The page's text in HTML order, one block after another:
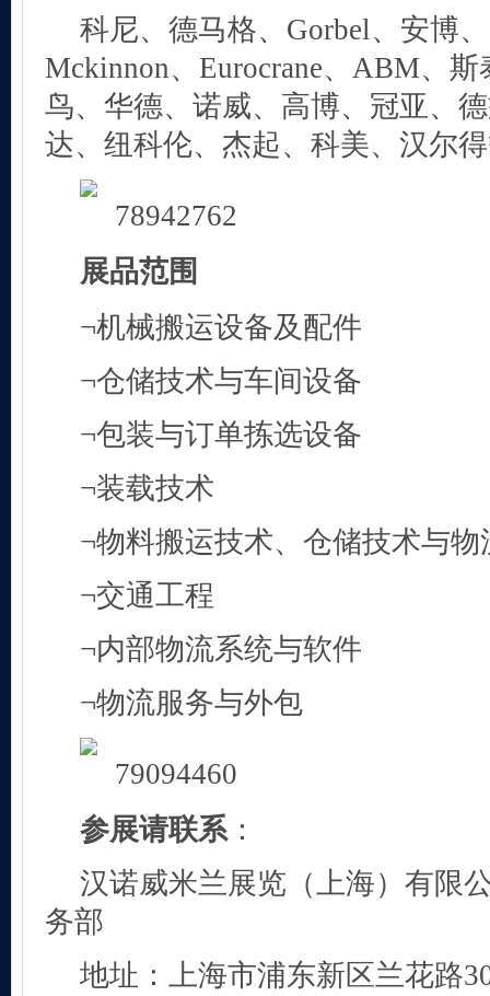
科尼、德马格、Gorbel、安博
Mckinnon、Eurocrane、ABM、
鸟、华德、诺威、高博、冠亚、
达、纽科伦、杰起、科美、汉尔
展品范围
¬机械搬运设备及配件
¬仓储技术与车间设备
¬包装与订单拣选设备
¬装载技术
¬物料搬运技术、仓储技术与物
¬交通工程
¬内部物流系统与软件
¬物流服务与外包
参展请联系：
汉诺威米兰展览（上海）有限
务部
地址：上海市浦东新区兰花路